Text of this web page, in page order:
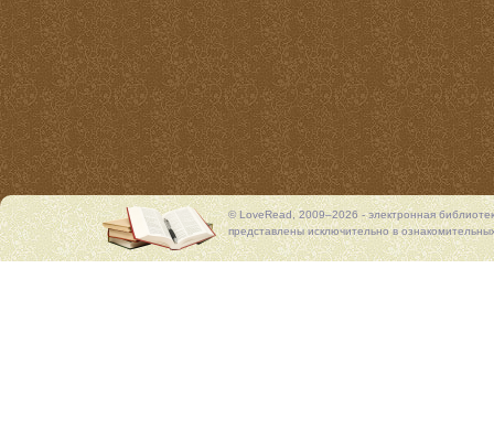
© LoveRead, 2009–2026 - электронная
представлены исключительно в